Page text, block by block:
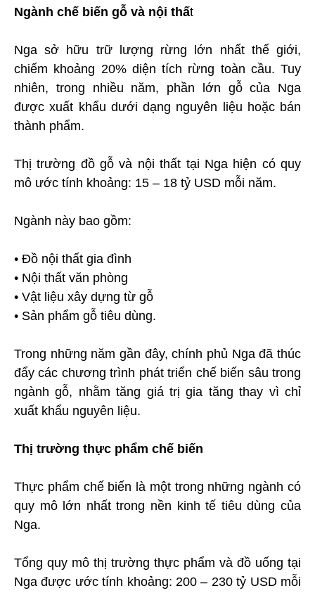
Ngành chế biến gỗ và nội thất
Nga sở hữu trữ lượng rừng lớn nhất thế giới,
chiếm khoảng 20% diện tích rừng toàn cầu. Tuy
nhiên, trong nhiều năm, phần lớn gỗ của Nga
được xuất khẩu dưới dạng nguyên liệu hoặc bán
thành phẩm.
Thị trường đồ gỗ và nội thất tại Nga hiện có quy
mô ước tính khoảng: 15 – 18 tỷ USD mỗi năm.
Ngành này bao gồm:
• Đồ nội thất gia đình
• Nội thất văn phòng
• Vật liệu xây dựng từ gỗ
• Sản phẩm gỗ tiêu dùng.
Trong những năm gần đây, chính phủ Nga đã thúc
đẩy các chương trình phát triển chế biến sâu trong
ngành gỗ, nhằm tăng giá trị gia tăng thay vì chỉ
xuất khẩu nguyên liệu.
Thị trường thực phẩm chế biến
Thực phẩm chế biến là một trong những ngành có
quy mô lớn nhất trong nền kinh tế tiêu dùng của
Nga.
Tổng quy mô thị trường thực phẩm và đồ uống tại
Nga được ước tính khoảng: 200 – 230 tỷ USD mỗi